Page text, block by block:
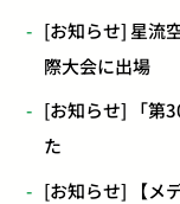
[お知らせ] 星流
際大会に出場
[お知らせ] 「第
た
[お知らせ] 【メ